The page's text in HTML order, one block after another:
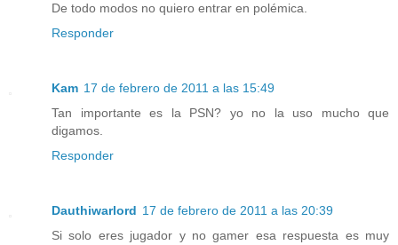
De todo modos no quiero entrar en polémica.
Responder
Kam 17 de febrero de 2011 a las 15:49
Tan importante es la PSN? yo no la uso mucho que
digamos.
Responder
Dauthiwarlord 17 de febrero de 2011 a las 20:39
Si solo eres jugador y no gamer esa respuesta es muy